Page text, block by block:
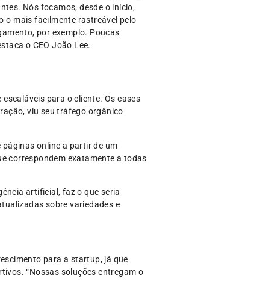
Nós focamos, desde o início,
o mais facilmente rastreável pelo
por exemplo. Poucas
o CEO João Lee.
para o cliente. Os cases
viu seu tráfego orgânico
online a partir de um
correspondem exatamente a todas
artificial, faz o que seria
sobre variedades e
para a startup, já que
“Nossas soluções entregam o